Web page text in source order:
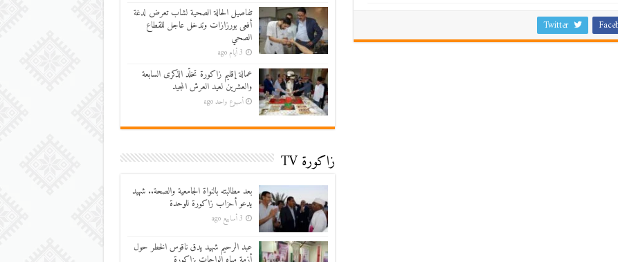
Twitter
تفاصيل الحالة الصحية لشاب تعرض لدغة
أفعى بورزازات وتدخل عاجل للقطاع
الصحي
3 أيام ago
عمالة إقليم زاكورة تخلّد الذكرى السابعة
والعشرين لعيد العرش المجيد
أسبوع واحد ago
زاكورة TV
بعد مطالبته بالنواة الجامعية والصحة.. شهيد
يدعو أحزاب زاكورة للوحدة
3 أسابيع ago
عبد الرحيم شهيد يدق ناقوس الخطر حول